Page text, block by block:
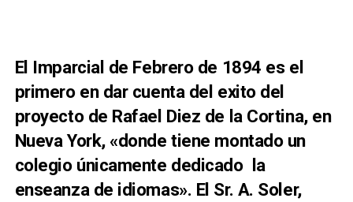
El Imparcial de Febrero de 1894 es el
primero en dar cuenta del exito del
proyecto de Rafael Diez de la Cortina, en
Nueva York, «donde tiene montado un
colegio únicamente dedicado la
enseanza de idiomas». El Sr. A. Soler,